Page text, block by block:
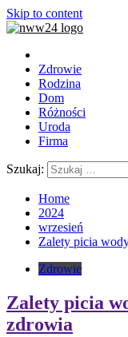
Skip to content
Zdrowie
Rodzina
Dom
Różności
Uroda
Firma
Szukaj:
Home
2024
wrzesień
Zalety picia
Zdrowie
Zalety picia
zdrowia